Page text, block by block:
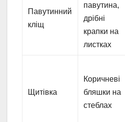
Павутинний
кліщ
павутина,
дрібні
крапки на
листках
Щитівка
Коричневі
бляшки на
стеблах